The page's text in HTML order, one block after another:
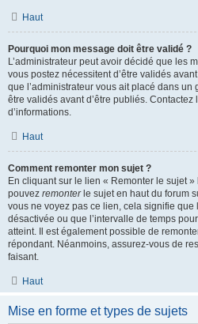
Haut
Pourquoi mon message doit être validé ?
L’administrateur peut avoir décidé que les
vous postez nécessitent d’être validés
que l’administrateur vous ait placé dans
être validés avant d’être publiés. Contactez
d’informations.
Haut
Comment remonter mon sujet ?
En cliquant sur le lien « Remonter le sujet
pouvez remonterle sujet en haut du forum
vous ne voyez pas ce lien, cela signifie que
désactivée ou que l’intervalle de temps
atteint. Il est également possible de
répondant. Néanmoins, assurez-vous de
faisant.
Haut
Mise en forme et types de sujets